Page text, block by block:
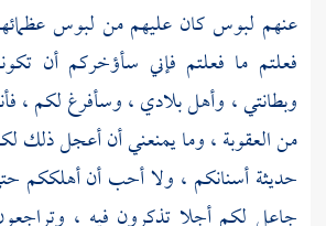
عنهم لبوس كان عليهم من لبوس
فعلتم ما فعلتم فإني سأؤخركم أن
وبطانتي ، وأهل بلادي ، وسأفرغ لكم ،
من العقوبة ، وما يمنعني أن أعجل ذلك لكم
حديثة أسنانكم ، ولا أحب أن أهلككم